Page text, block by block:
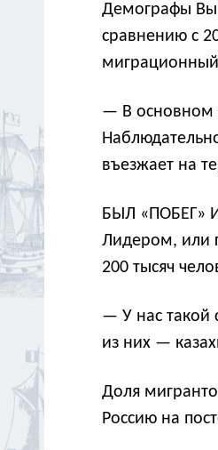
Демографы
сравнению с
миграционный
— В основном
въезжает на
БЫЛ «ПОБЕГ»
Лидером, или
200 тысяч
— У нас такой
из них —
Доля
Россию на